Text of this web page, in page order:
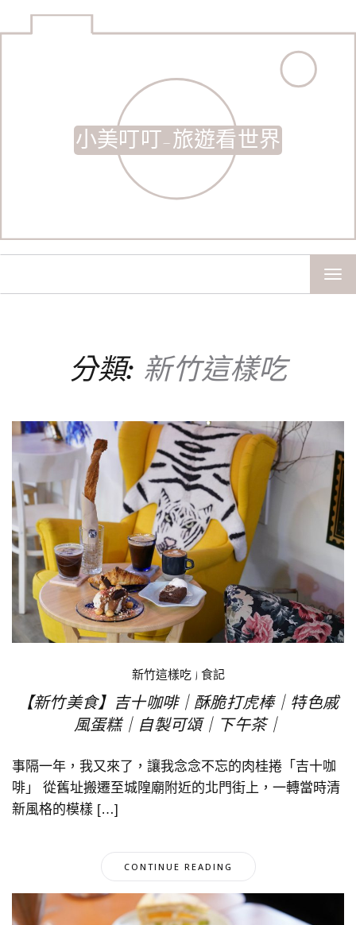
小美叮叮-旅遊看世界
分類: 新竹這樣吃
新竹這樣吃| 食記
【新竹美食】吉十咖啡｜酥脆打虎棒｜特色戚
風蛋糕｜自製可頌｜下午茶｜
事隔一年，我又來了，讓我念念不忘的肉桂捲「吉十咖
啡」 從舊址搬遷至城隍廟附近的北門街上，一轉當時清
新風格的模樣 […]
CONTINUE READING